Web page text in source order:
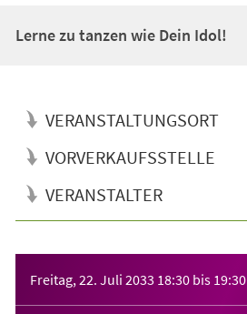
Lerne zu tanzen wie Dein Idol!
VERANSTALTUNGSORT
VORVERKAUFSSTELLE
VERANSTALTER
Freitag, 22. Juli 2033 18:30 bis 19:30